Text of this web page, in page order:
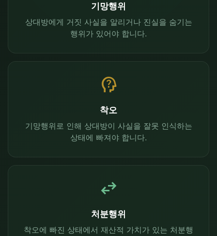
기망행위
상대방에게 거짓 사실을 알리거나 진실을 숨기는
행위가 있어야 합니다.
psychology_alt
착오
기망행위로 인해 상대방이 사실을 잘못 인식하는
상태에 빠져야 합니다.
swap_horiz
처분행위
착오에 빠진 상태에서 재산적 가치가 있는 처분행